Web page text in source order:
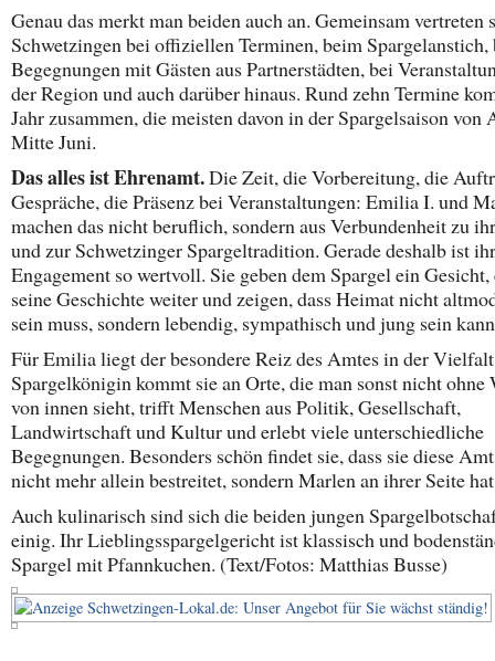
Genau das merkt man beiden auch an. Gemeinsam vertreten
Schwetzingen bei offiziellen Terminen, beim Spargelanstich,
Begegnungen mit Gästen aus Partnerstädten, bei
der Region und auch darüber hinaus. Rund zehn Termine
Jahr zusammen, die meisten davon in der Spargelsaison von
Mitte Juni.
Das alles ist Ehrenamt.Die Zeit, die Vorbereitung, die
Gespräche, die Präsenz bei Veranstaltungen: Emilia I. und
machen das nicht beruflich, sondern aus Verbundenheit zu
und zur Schwetzinger Spargeltradition. Gerade deshalb ist ihr
Engagement so wertvoll. Sie geben dem Spargel ein
seine Geschichte weiter und zeigen, dass Heimat nicht
sein muss, sondern lebendig, sympathisch und jung sein
Für Emilia liegt der besondere Reiz des Amtes in der
Spargelkönigin kommt sie an Orte, die man sonst nicht ohne
von innen sieht, trifft Menschen aus Politik, Gesellschaft,
Landwirtschaft und Kultur und erlebt viele unterschiedliche
Begegnungen. Besonders schön findet sie, dass sie diese
nicht mehr allein bestreitet, sondern Marlen an ihrer Seite
Auch kulinarisch sind sich die beiden jungen
einig. Ihr Lieblingsspargelgericht ist klassisch und
Spargel mit Pfannkuchen. (Text/Fotos: Matthias Busse)